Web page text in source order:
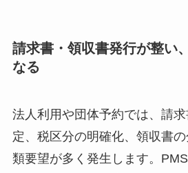
請求書・領収書発行が整い
なる
法人利用や団体予約では、請
定、税区分の明確化、領収書
類要望が多く発生します。